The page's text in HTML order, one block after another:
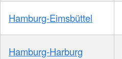
Hamburg-Eimsbüttel
Hamburg-Harburg